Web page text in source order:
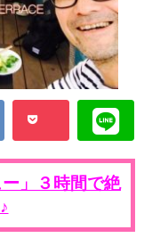
ー」３時間で絶